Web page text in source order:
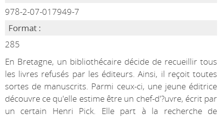
978-2-07-017949-7
Format :
285
En Bretagne, un bibliothécaire décide de recueillir tous
les livres refusés par les éditeurs. Ainsi, il reçoit toutes
sortes de manuscrits. Parmi ceux-ci, une jeune éditrice
découvre ce qu'elle estime être un chef-d'?uvre, écrit par
un certain Henri Pick. Elle part à la recherche de